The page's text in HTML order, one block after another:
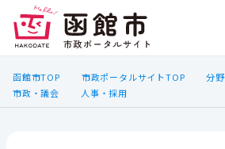
函館市TOP 市政ポータルサイトTOP
分野
市政・議会
人事・採用